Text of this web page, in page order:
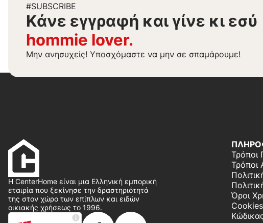
#SUBSCRIBE
Kάνε εγγραφή και γίνε κι εσύ
hommie lover.
Μην ανησυχείς! Υποσχόμαστε να μην σε σπαμάρουμε!
Η CenterHome είναι μια Ελληνική εμπορική
εταιρία που ξεκίνησε την δραστηριότητά
της στον χώρο των επίπλων και ειδών
οικιακής χρήσεως το 1996.
Τρόποι
Τρόποι
Όροι
Cookies